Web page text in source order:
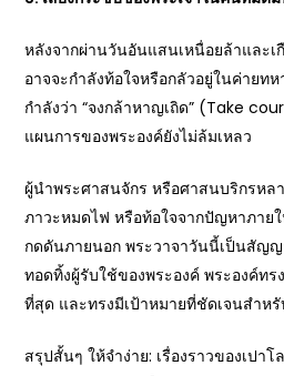
หลังจากผ่านวันอันแสนเหนื่อยล้าและเ
อาจจะกำลังท้อใจหรือกลัวอยู่ในค่ายท
กำลังว่า “จงกล้าหาญเถิด” (Take
แผนการของพระองค์ยังไม่ล้มเหลว
ผู้นำพระศาสนจักร หรือศาสนบริกรห
ภาวะหมดไฟ หรือท้อใจจากปัญหาภาย
กดดันภายนอก พระวาจาวันนี้เป็นสัญญ
ทอดทิ้งผู้รับใช้ของพระองค์ พระองค์ท
ที่สุด และทรงมีเป้าหมายที่ชัดเจนสำหรั
สรุปสั้นๆ ให้จำง่าย: เรื่องราวของเปา